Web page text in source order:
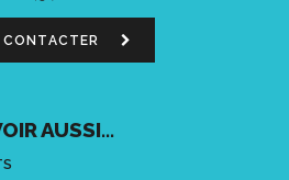
CONTACTER
AUSSI...